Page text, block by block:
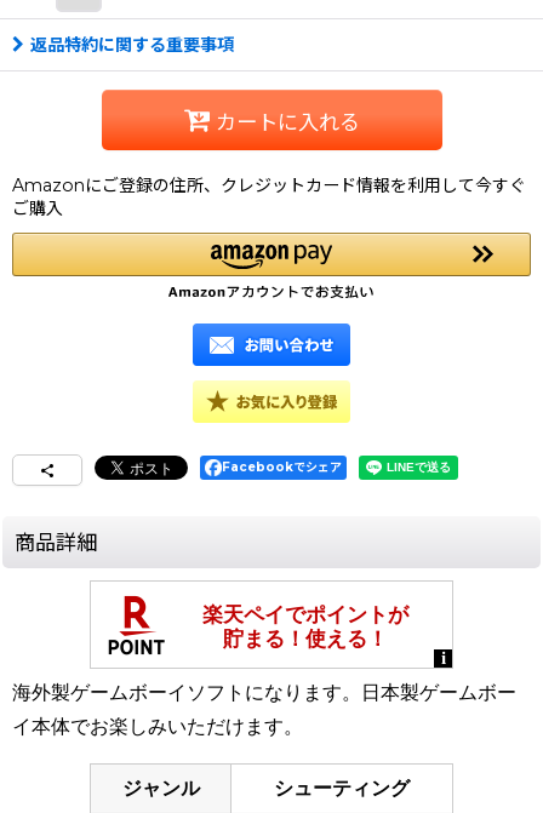
返品特約に関する重要事項
カートに入れる
Amazonにご登録の住所、クレジットカード情報を利用して今すぐ
ご購入
Facebookでシェア
商品詳細
海外製ゲームボーイソフトになります。日本製ゲームボー
イ本体でお楽しみいただけます。
ジャンル シューティング